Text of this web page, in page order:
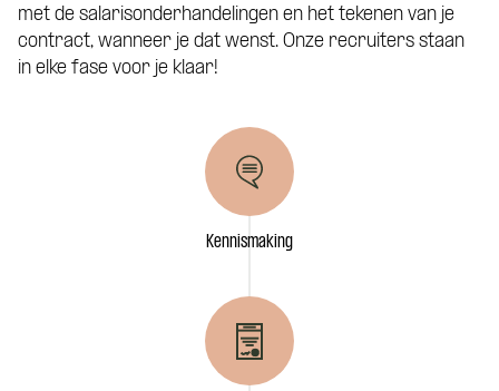
met de salarisonderhandelingen en het tekenen van je
contract, wanneer je dat wenst. Onze recruiters staan
in elke fase voor je klaar!
Kennismaking
Eén van onze adviseurs staat je graag te
met CoBuilders.
Motivatie (niet verplicht)